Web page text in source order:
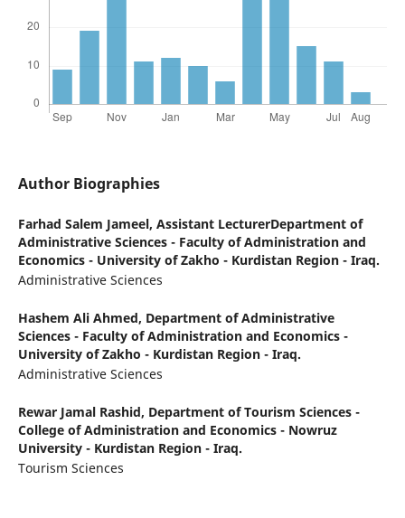
Author Biographies
Farhad Salem Jameel, Assistant LecturerDepartment of
Administrative Sciences - Faculty of Administration and
Economics - University of Zakho - Kurdistan Region - Iraq.
Administrative Sciences
Hashem Ali Ahmed, Department of Administrative
Sciences - Faculty of Administration and Economics -
University of Zakho - Kurdistan Region - Iraq.
Administrative Sciences
Rewar Jamal Rashid, Department of Tourism Sciences -
College of Administration and Economics - Nowruz
University - Kurdistan Region - Iraq.
Tourism Sciences